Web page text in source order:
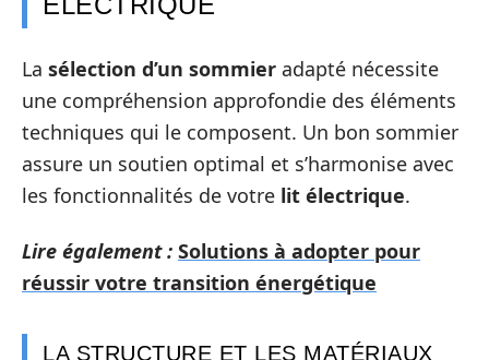
La sélection d’un sommier adapté nécessite
une compréhension approfondie des éléments
techniques qui le composent. Un bon sommier
assure un soutien optimal et s’harmonise avec
les fonctionnalités de votre lit électrique.
Lire également : Solutions à adopter pour
réussir votre transition énergétique
LA STRUCTURE ET LES MATÉRIAUX